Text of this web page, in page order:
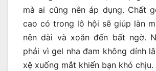
mà ai cũng nên áp dụng. Chất
cao có trong lô hội sẽ giúp làn
nên dài và xoăn đến bất ngờ.
phải vì gel nha đam không dính
xệ xuống mắt khiến bạn khó chịu.